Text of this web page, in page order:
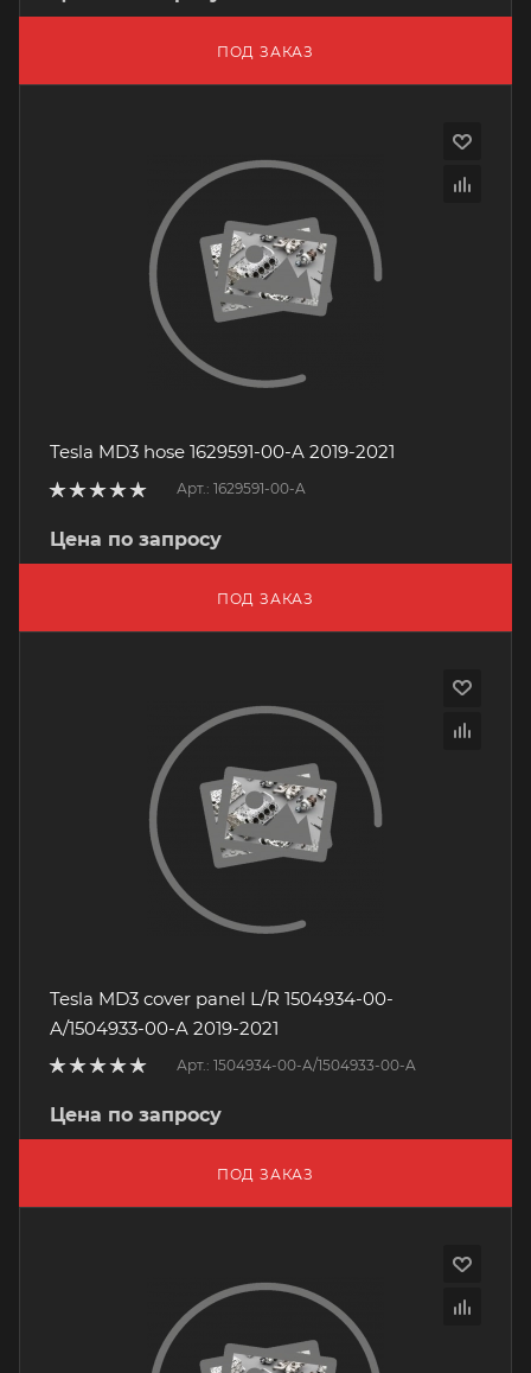
ПОД ЗАКАЗ
Tesla MD3 hose 1629591-00-A 2019-2021
Арт.: 1629591-00-A
Цена по запросу
ПОД ЗАКАЗ
Tesla MD3 cover panel L/R 1504934-00-
A/1504933-00-A 2019-2021
Арт.: 1504934-00-A/1504933-00-A
Цена по запросу
ПОД ЗАКАЗ